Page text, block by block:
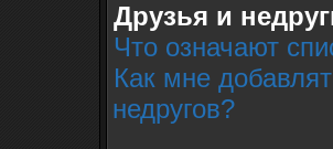
Друзья и
Что означают
Как мне
недругов?